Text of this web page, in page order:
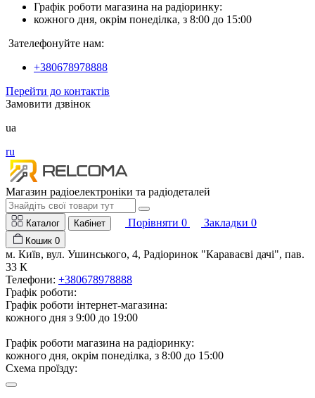
Графік роботи магазина на радіоринку:
кожного дня, окрім понеділка, з 8:00 до 15:00
Зателефонуйте нам:
+380678978888
Перейти до контактів
Замовити дзвінок
ua
ru
Магазин радіоелектроніки та радіодеталей
Каталог Кабінет Порівняти 0 Закладки 0
Кошик 0
м. Київ, вул. Ушинського, 4, Радіоринок "Караваєві дачі", пав.
33 К
Телефони: +380678978888
Графік роботи:
Графік роботи інтернет-магазина:
кожного дня з 9:00 до 19:00
Графік роботи магазина на радіоринку:
кожного дня, окрім понеділка, з 8:00 до 15:00
Схема проїзду: